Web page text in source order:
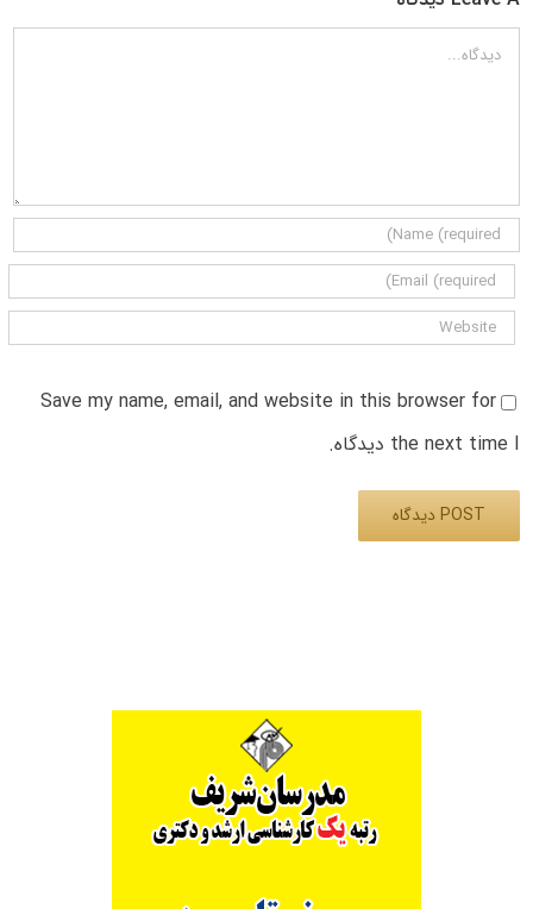
دیدگاه
Save my name, email, and website in this browser for
the next time I دیدگاه.